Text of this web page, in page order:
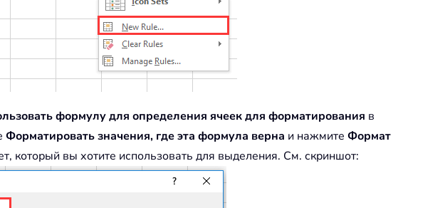
формулу для определения ячеек для форматирования в
Форматировать значения, где эта формула верна и нажмите Формат
который вы хотите использовать для выделения. См. скриншот: